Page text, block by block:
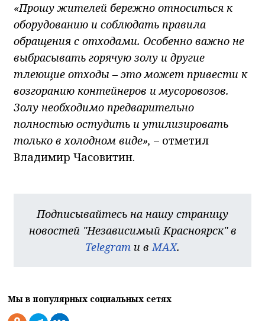
«Прошу жителей бережно относиться к
оборудованию и соблюдать правила
обращения с отходами. Особенно важно не
выбрасывать горячую золу и другие
тлеющие отходы – это может привести к
возгоранию контейнеров и мусоровозов.
Золу необходимо предварительно
полностью остудить и утилизировать
только в холодном виде», – отметил
Владимир Часовитин.
Подписывайтесь на нашу страницу
новостей "Независимый Красноярск" в
Telegram и вMAX.
Мы в популярных социальных сетях